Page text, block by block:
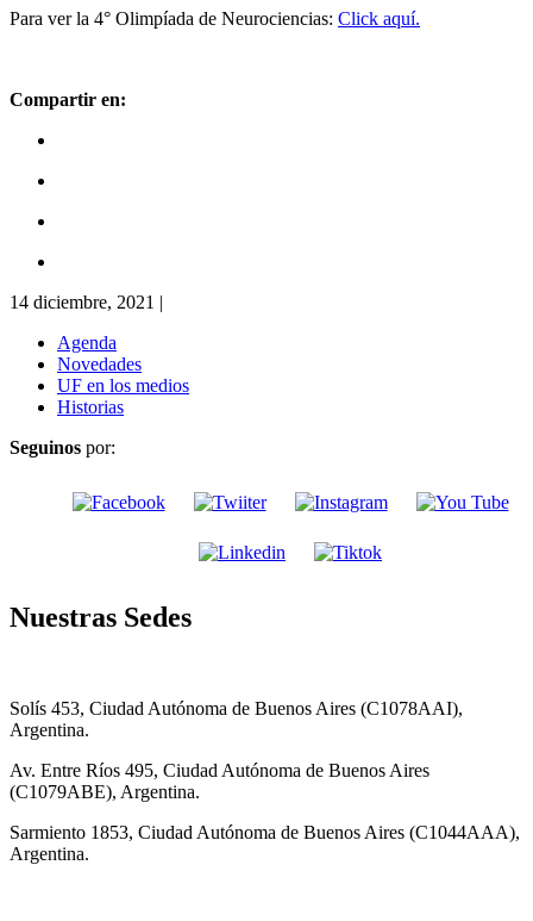
Para ver la 4° Olimpíada de Neurociencias: Click aquí.
Compartir en:
14 diciembre, 2021 |
Agenda
Novedades
UF en los medios
Historias
Seguinos por:
Nuestras Sedes
Solís 453, Ciudad Autónoma de Buenos Aires (C1078AAI),
Argentina.
Av. Entre Ríos 495, Ciudad Autónoma de Buenos Aires
(C1079ABE), Argentina.
Sarmiento 1853, Ciudad Autónoma de Buenos Aires (C1044AAA),
Argentina.